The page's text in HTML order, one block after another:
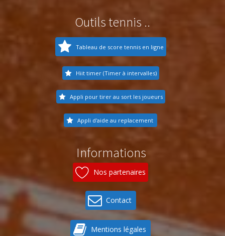
Outils tennis ..
Tableau de score tennis en ligne
Hiit timer (Timer à intervalles)
Appli pour tirer au sort les joueurs
Appli d'aide au replacement
Informations
Nos partenaires
Contact
Mentions légales